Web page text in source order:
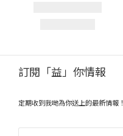
訂閱「益」你情報
定期收到我哋為你送上的最新情報！